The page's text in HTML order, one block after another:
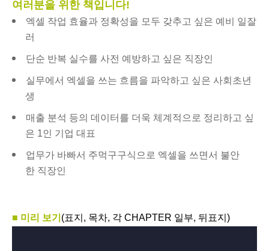
여러분을 위한 책입니다!
엑셀 작업 효율과 정확성을 모두 갖추고 싶은 예비 일잘
러
단순 반복 실수를 사전 예방하고 싶은 직장인
실무에서 엑셀을 쓰는 흐름을 파악하고 싶은 사회초년
생
매출 분석 등의 데이터를 더욱 체계적으로 정리하고 싶
은 1인 기업 대표
업무가 바빠서 주먹구구식으로 엑셀을 쓰면서 불안
한 직장인
■ 미리 보기 (표지, 목차, 각 CHAPTER 일부, 뒤표지)